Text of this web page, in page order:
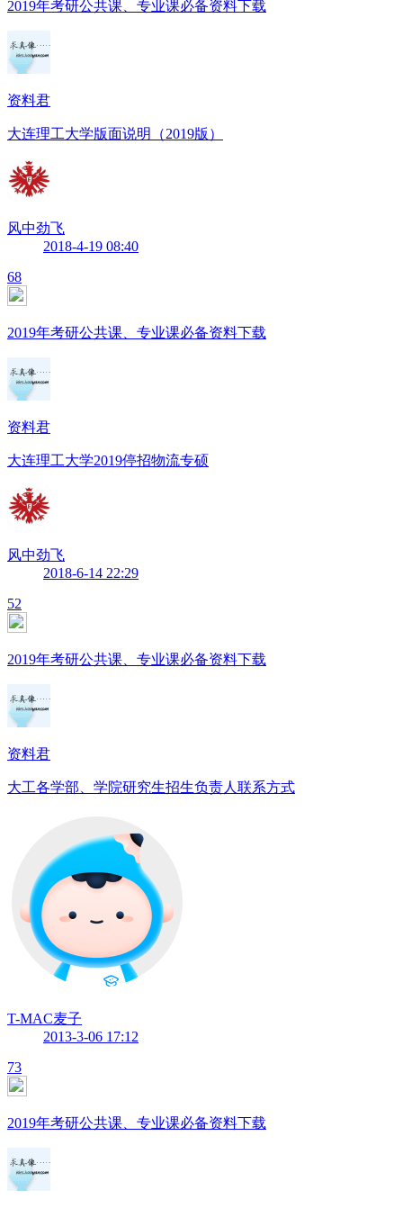
2019年考研公共课、专业课必备资料下载
资料君
大连理工大学版面说明（2019版）
风中劲飞
2018-4-19 08:40
68
2019年考研公共课、专业课必备资料下载
资料君
大连理工大学2019停招物流专硕
风中劲飞
2018-6-14 22:29
52
2019年考研公共课、专业课必备资料下载
资料君
大工各学部、学院研究生招生负责人联系方式
T-MAC麦子
2013-3-06 17:12
73
2019年考研公共课、专业课必备资料下载